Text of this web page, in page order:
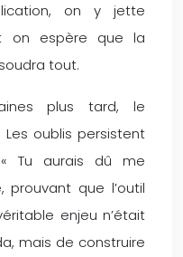
on y jette
on espère que la
tout.
plus tard, le
oublis persistent
Tu aurais dû me
prouvant que l’outil
enjeu n’était
mais de construire